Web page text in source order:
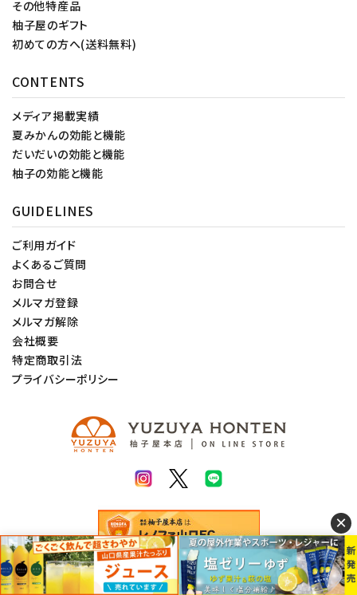
その他特産品
柚子屋のギフト
初めての方へ(送料無料)
CONTENTS
メディア掲載実績
夏みかんの効能と機能
だいだいの効能と機能
柚子の効能と機能
GUIDELINES
ご利用ガイド
よくあるご質問
お問合せ
メルマガ登録
メルマガ解除
会社概要
特定商取引法
プライバシーポリシー
© 2022 柚子屋本店. All rights Reserved.
×